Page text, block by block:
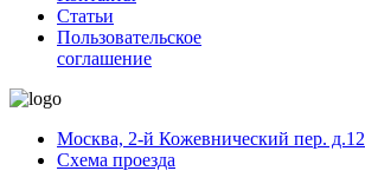
Статьи
Пользовательское
соглашение
Москва, 2-й Кожевнический пер. д.12
Схема проезда